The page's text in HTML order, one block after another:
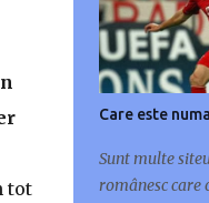
tot
Care este
Sunt multe
românesc care